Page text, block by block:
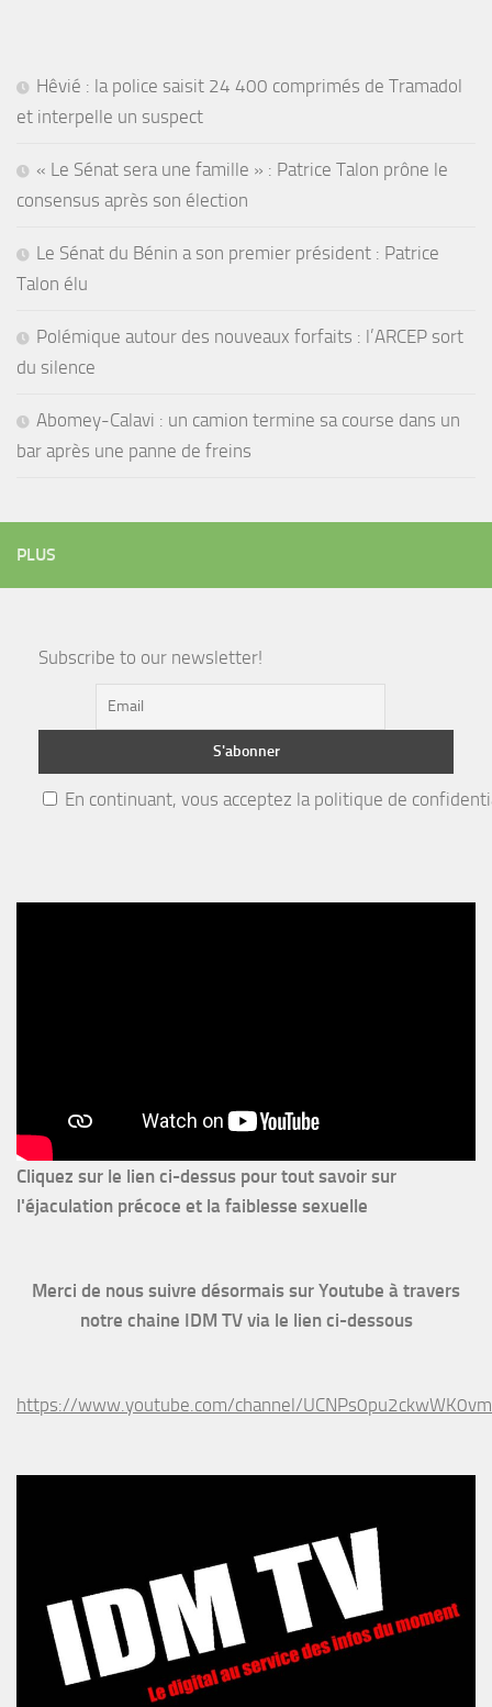
Hêvié : la police saisit 24 400 comprimés de Tramadol
et interpelle un suspect
« Le Sénat sera une famille » : Patrice Talon prône le
consensus après son élection
Le Sénat du Bénin a son premier président : Patrice
Talon élu
Polémique autour des nouveaux forfaits : l’ARCEP sort
du silence
Abomey-Calavi : un camion termine sa course dans un
bar après une panne de freins
PLUS
Subscribe to our newsletter!
En continuant, vous acceptez la politique de
Cliquez sur le lien ci-dessus pour tout savoir sur
l'éjaculation précoce et la faiblesse sexuelle
Merci de nous suivre désormais sur Youtube à travers
notre chaine IDM TV via le lien ci-dessous
https://www.youtube.com/channel/